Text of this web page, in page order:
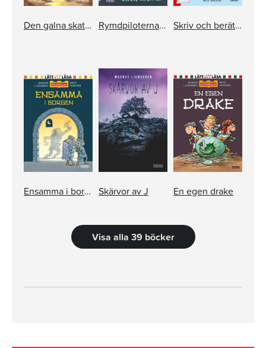
Den galna skattjakten Rymdpiloterna och kapten Zenoks onda önskan Skriv och berätta med Riddarskolan
Ensamma i borgen Skärvor av J En egen drake
Visa alla 39 böcker